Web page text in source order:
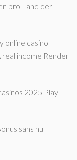
pro Land der
online casino
real income Render
2025 Play
sans nul